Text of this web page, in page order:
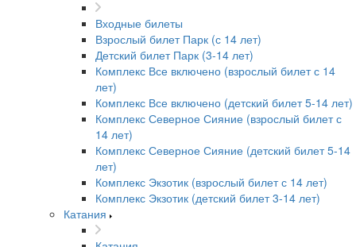
Входные билеты
Взрослый билет Парк (с 14 лет)
Детский билет Парк (3-14 лет)
Комплекс Все включено (взрослый билет с 14
лет)
Комплекс Все включено (детский билет 5-14 лет)
Комплекс Северное Сияние (взрослый билет с
14 лет)
Комплекс Северное Сияние (детский билет 5-14
лет)
Комплекс Экзотик (взрослый билет с 14 лет)
Комплекс Экзотик (детский билет 3-14 лет)
Катания